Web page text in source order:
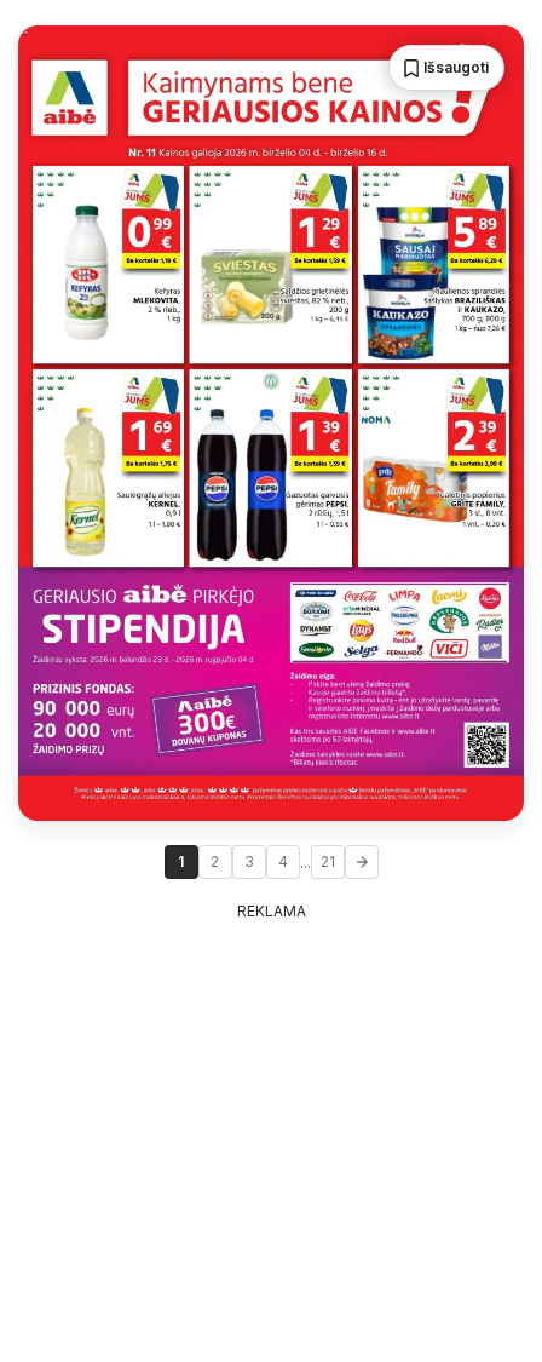
Išsaugoti
1 2 3 4 ... 21
REKLAMA